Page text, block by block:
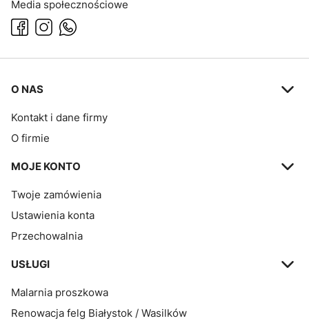
Media społecznościowe
Linki w stopce
O NAS
Kontakt i dane firmy
O firmie
MOJE KONTO
Twoje zamówienia
Ustawienia konta
Przechowalnia
USŁUGI
Malarnia proszkowa
Renowacja felg Białystok / Wasilków